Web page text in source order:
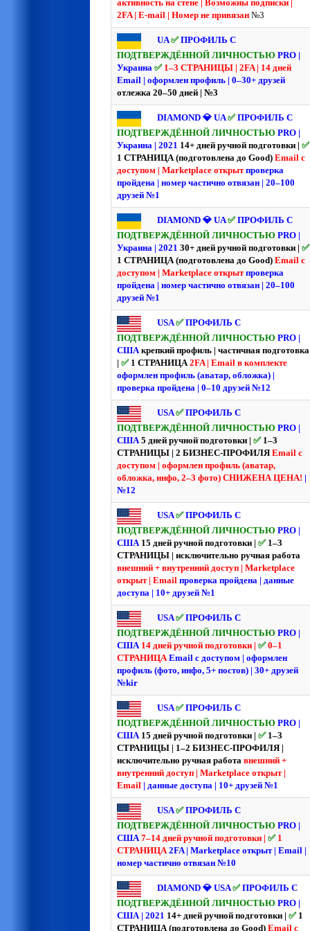
активность на стене | Возможны подписки |
2FA | E-mail | Номер не привязан №3
UA✅ ПРОФИЛЬ С
ПОДТВЕРЖДЁННОЙ ЛИЧНОСТЬЮ PRO |
Украина ✅ 1–3 СТРАНИЦЫ | 2FA | 14 дней
Email | оформлен профиль | 0–30+ друзей
отлежка 20–50 дней | №3
DIAMOND 💎 UA✅ ПРОФИЛЬ С
ПОДТВЕРЖДЁННОЙ ЛИЧНОСТЬЮ PRO |
Украина | 2021 14+ дней ручной подготовки | ✅
1 СТРАНИЦА (подготовлена до Good) Email с
доступом | Marketplace открытпроверка
пройдена | номер частично отвязан | 20–100
друзей №1
DIAMOND 💎 UA✅ ПРОФИЛЬ С
ПОДТВЕРЖДЁННОЙ ЛИЧНОСТЬЮ PRO |
Украина | 2021 30+ дней ручной подготовки | ✅
1 СТРАНИЦА (подготовлена до Good) Email с
доступом | Marketplace открытпроверка
пройдена | номер частично отвязан | 20–100
друзей №1
USA✅ ПРОФИЛЬ С
ПОДТВЕРЖДЁННОЙ ЛИЧНОСТЬЮ PRO |
США крепкий профиль | частичная подготовка
| ✅ 1 СТРАНИЦА 2FA | Email в комплекте
оформлен профиль (аватар, обложка) |
проверка пройдена | 0–10 друзей №12
USA✅ ПРОФИЛЬ С
ПОДТВЕРЖДЁННОЙ ЛИЧНОСТЬЮ PRO |
США 5 дней ручной подготовки | ✅ 1–3
СТРАНИЦЫ | 2 БИЗНЕС-ПРОФИЛЯ Email с
доступом | оформлен профиль (аватар,
обложка, инфо, 2–3 фото) СНИЖЕНА ЦЕНА! |
№12
USA✅ ПРОФИЛЬ С
ПОДТВЕРЖДЁННОЙ ЛИЧНОСТЬЮ PRO |
США 15 дней ручной подготовки | ✅ 1–3
СТРАНИЦЫ | исключительно ручная работа
внешний + внутренний доступ | Marketplace
открыт | Email проверка пройдена | данные
доступа | 10+ друзей №1
USA✅ ПРОФИЛЬ С
ПОДТВЕРЖДЁННОЙ ЛИЧНОСТЬЮ PRO |
США 14 дней ручной подготовки | ✅ 0–1
СТРАНИЦА Email с доступом | оформлен
профиль (фото, инфо, 5+ постов) | 30+ друзей
№kir
USA✅ ПРОФИЛЬ С
ПОДТВЕРЖДЁННОЙ ЛИЧНОСТЬЮ PRO |
США 15 дней ручной подготовки | ✅ 1–3
СТРАНИЦЫ | 1–2 БИЗНЕС-ПРОФИЛЯ |
исключительно ручная работа внешний +
внутренний доступ | Marketplace открыт |
Email | данные доступа | 10+ друзей №1
USA✅ ПРОФИЛЬ С
ПОДТВЕРЖДЁННОЙ ЛИЧНОСТЬЮ PRO |
США 7–14 дней ручной подготовки | ✅ 1
СТРАНИЦА 2FA | Marketplace открыт | Email |
номер частично отвязан №10
DIAMOND 💎 USA✅ ПРОФИЛЬ С
ПОДТВЕРЖДЁННОЙ ЛИЧНОСТЬЮ PRO |
США | 2021 14+ дней ручной подготовки | ✅ 1
СТРАНИЦА (подготовлена до Good) Email с